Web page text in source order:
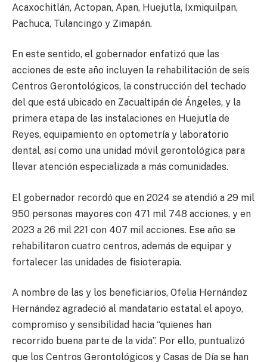
Acaxochitlán, Actopan, Apan, Huejutla, Ixmiquilpan,
Pachuca, Tulancingo y Zimapán.
En este sentido, el gobernador enfatizó que las
acciones de este año incluyen la rehabilitación de seis
Centros Gerontológicos, la construcción del techado
del que está ubicado en Zacualtipán de Ángeles, y la
primera etapa de las instalaciones en Huejutla de
Reyes, equipamiento en optometría y laboratorio
dental, así como una unidad móvil gerontológica para
llevar atención especializada a más comunidades.
El gobernador recordó que en 2024 se atendió a 29 mil
950 personas mayores con 471 mil 748 acciones, y en
2023 a 26 mil 221 con 407 mil acciones. Ese año se
rehabilitaron cuatro centros, además de equipar y
fortalecer las unidades de fisioterapia.
A nombre de las y los beneficiarios, Ofelia Hernández
Hernández agradeció al mandatario estatal el apoyo,
compromiso y sensibilidad hacia “quienes han
recorrido buena parte de la vida”. Por ello, puntualizó
que los Centros Gerontológicos y Casas de Día se han